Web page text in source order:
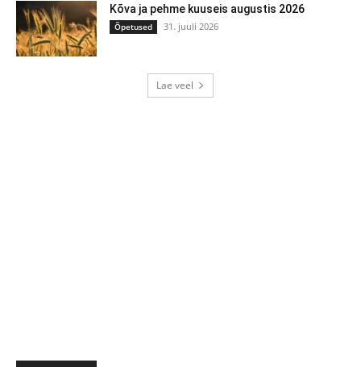
Kõva ja pehme kuuseis augustis 2026
Õpetused 31. juuli 2026
Lae veel